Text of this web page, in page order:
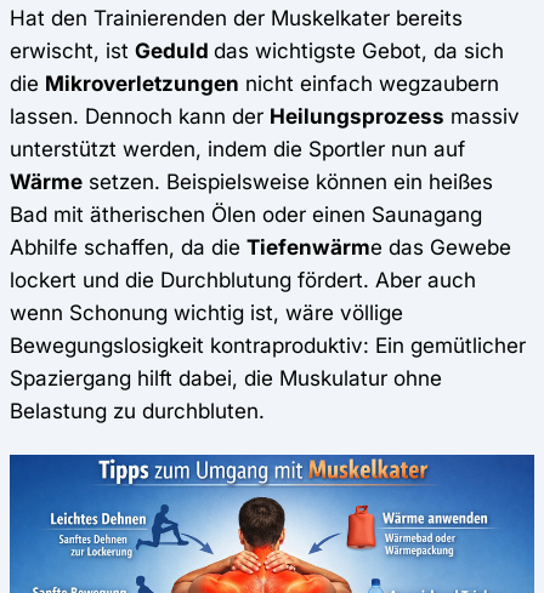
Hat den Trainierenden der Muskelkater bereits
erwischt, ist Geduld das wichtigste Gebot, da sich
die Mikroverletzungen nicht einfach wegzaubern
lassen. Dennoch kann der Heilungsprozess massiv
unterstützt werden, indem die Sportler nun auf
Wärme setzen. Beispielsweise können ein heißes
Bad mit ätherischen Ölen oder einen Saunagang
Abhilfe schaffen, da die Tiefenwärme das Gewebe
lockert und die Durchblutung fördert. Aber auch
wenn Schonung wichtig ist, wäre völlige
Bewegungslosigkeit kontraproduktiv: Ein gemütlicher
Spaziergang hilft dabei, die Muskulatur ohne
Belastung zu durchbluten.